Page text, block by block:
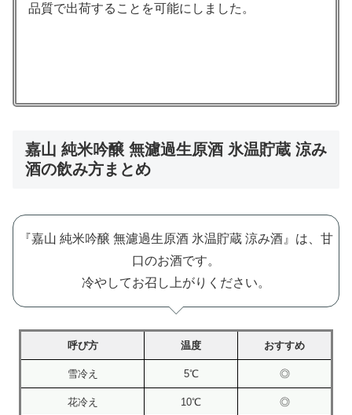
品質で出荷することを可能にしました。
嘉山 純米吟醸 無濾過生原酒 氷温貯蔵 涼み
酒の飲み方まとめ
『嘉山 純米吟醸 無濾過生原酒 氷温貯蔵 涼み酒』は、甘
口のお酒です。
冷やしてお召し上がりください。
呼び方 温度 おすすめ
雪冷え 5℃ ◎
花冷え 10℃ ◎